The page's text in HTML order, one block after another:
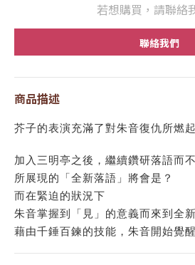
若想購買，請聯絡
聯絡我們
商品描述
芥子的表演充滿了對朱音復仇所燃
加入三明亭之後，繼續鑽研落語而
所展現的「全新落語」將會是？
而在緊迫的狀況下
朱音掌握到「見」的意義而來到全新
藉由千錘百鍊的技能，朱音開始覺